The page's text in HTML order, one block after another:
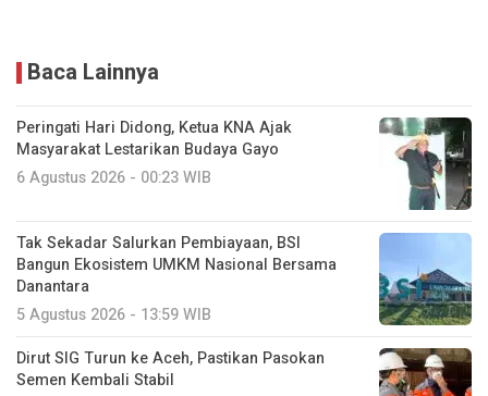
Baca Lainnya
Peringati Hari Didong, Ketua KNA Ajak
Masyarakat Lestarikan Budaya Gayo
6 Agustus 2026 - 00:23 WIB
Tak Sekadar Salurkan Pembiayaan, BSI
Bangun Ekosistem UMKM Nasional Bersama
Danantara
5 Agustus 2026 - 13:59 WIB
Dirut SIG Turun ke Aceh, Pastikan Pasokan
Semen Kembali Stabil